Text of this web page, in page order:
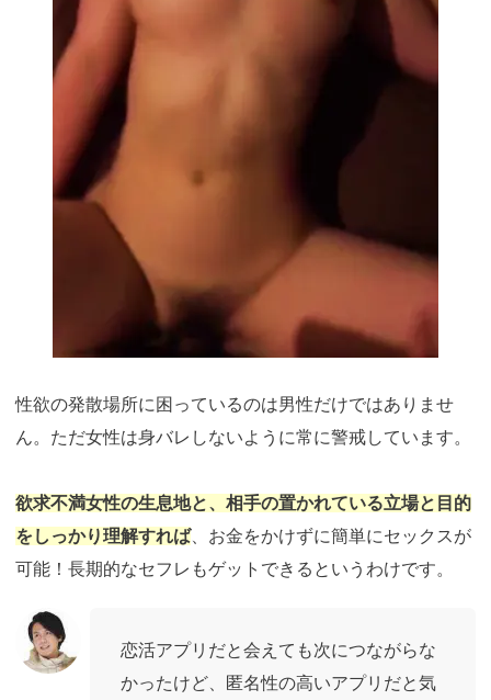
性欲の発散場所に困っているのは男性だけではありませ
ん。ただ女性は身バレしないように常に警戒しています。
欲求不満女性の生息地と、相手の置かれている立場と目的
をしっかり理解すれば、お金をかけずに簡単にセックスが
可能！長期的なセフレもゲットできるというわけです。
恋活アプリだと会えても次につながらな
かったけど、匿名性の高いアプリだと気